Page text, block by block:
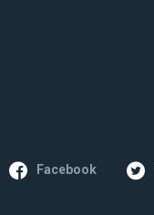
Facebook